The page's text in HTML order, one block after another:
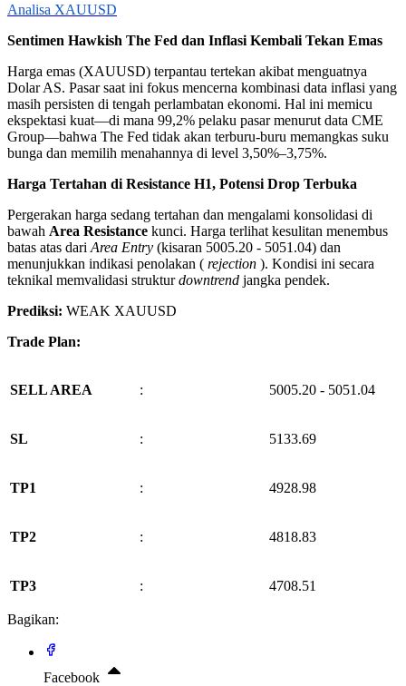
Analisa XAUUSD
Sentimen Hawkish The Fed dan Inflasi Kembali Tekan Emas
Harga emas (XAUUSD) terpantau tertekan akibat menguatnya
Dolar AS. Pasar saat ini fokus mencerna kombinasi data inflasi yang
masih persisten di tengah perlambatan ekonomi. Hal ini memicu
ekspektasi kuat—di mana 99,2% pelaku pasar menurut data CME
Group—bahwa The Fed tidak akan terburu-buru memangkas suku
bunga dan memilih menahannya di level 3,50%–3,75%.
Harga Tertahan di Resistance H1, Potensi Drop Terbuka
Pergerakan harga sedang tertahan dan mengalami konsolidasi di
bawah Area Resistance kunci. Harga terlihat kesulitan menembus
batas atas dari Area Entry (kisaran 5005.20 - 5051.04) dan
menunjukkan indikasi penolakan ( rejection ). Kondisi ini secara
teknikal memvalidasi strukturdowntrend jangka pendek.
Prediksi: WEAK XAUUSD
Trade Plan:
SELL AREA : 5005.20 - 5051.04
SL : 5133.69
TP1 : 4928.98
TP2 : 4818.83
TP3 : 4708.51
Bagikan:
Facebook